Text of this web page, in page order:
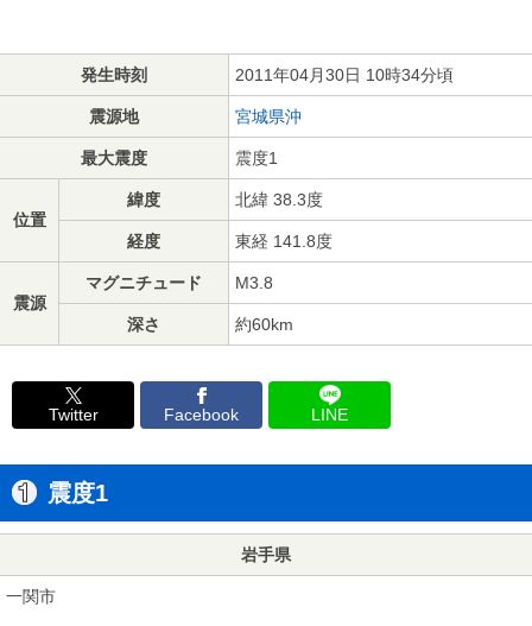
発生時刻 2011年04月30日 10時34分頃
震源地 宮城県沖
最大震度 震度1
位置
緯度 北緯 38.3度
経度 東経 141.8度
震源
マグニチュード M3.8
深さ 約60km
Twitter Facebook LINE
震度1
岩手県
一関市